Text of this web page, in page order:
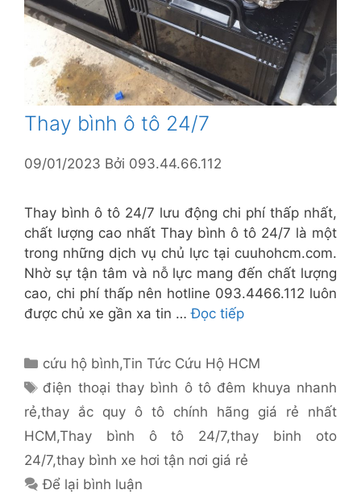
Thay bình ô tô 24/7
09/01/2023 Bởi 093.44.66.112
Thay bình ô tô 24/7 lưu động chi phí thấp nhất,
chất lượng cao nhất Thay bình ô tô 24/7 là một
trong những dịch vụ chủ lực tại cuuhohcm.com.
Nhờ sự tận tâm và nỗ lực mang đến chất lượng
cao, chi phí thấp nên hotline 093.4466.112 luôn
được chủ xe gần xa tin …Đọc tiếp
Danh
mục
cứu hộ bình,Tin Tức Cứu Hộ HCM
Thẻ
điện thoại thay bình ô tô đêm khuya nhanh
rẻ,thay ắc quy ô tô chính hãng giá rẻ nhất
HCM,Thay bình ô tô 24/7,thay binh oto
24/7,thay bình xe hơi tận nơi giá rẻ
Để lại bình luận